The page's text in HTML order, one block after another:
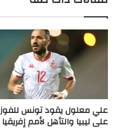
علي معلول يقود تونس للفوز
على ليبيا والتأهل لأمم إفريقيا